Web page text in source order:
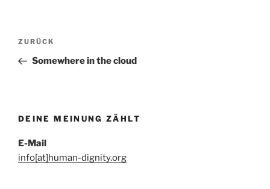
Beitragsnavigation
Vorheriger
Beitrag
ZURÜCK
Somewhere in the cloud
DEINE MEINUNG ZÄHLT
E-Mail
info[at]human-dignity.org